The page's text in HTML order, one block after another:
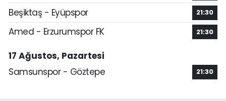
Beşiktaş - Eyüpspor 21:30
Amed - Erzurumspor FK 21:30
17 Ağustos, Pazartesi
Samsunspor - Göztepe
21:30